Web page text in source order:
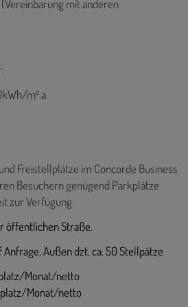
mit anderen
m².a
Freistellplätze im Concorde Business
Besuchern genügend Parkplätze
zur Verfügung.
öffentlichen Straße.
Außen dzt. ca. 50 Stellpätze
Monat/netto
Monat/netto